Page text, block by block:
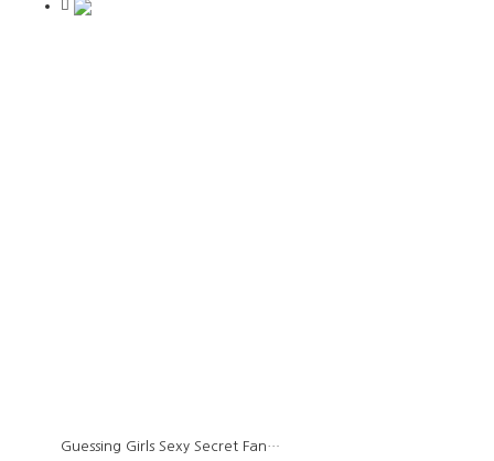
Guessing Girls Sexy Secret Fan…